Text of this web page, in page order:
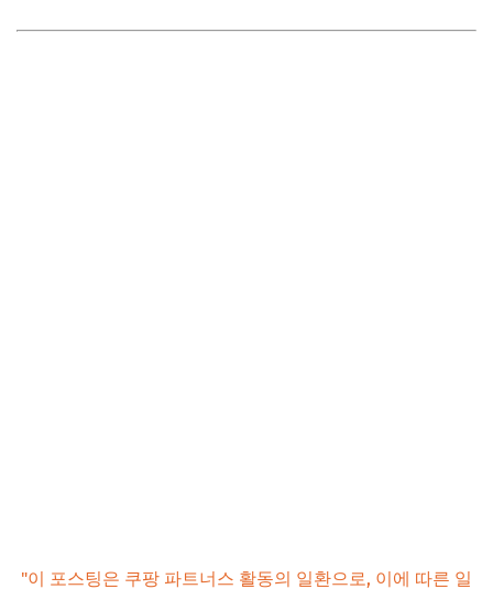
"이 포스팅은 쿠팡 파트너스 활동의 일환으로, 이에 따른 일